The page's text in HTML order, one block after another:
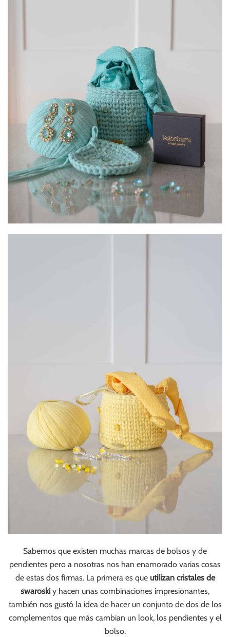
Sabemos que existen muchas marcas de bolsos y de
pendientes pero a nosotras nos han enamorado varias cosas
de estas dos firmas. La primera es que utilizan cristales de
swaroski y hacen unas combinaciones impresionantes,
también nos gustó la idea de hacer un conjunto de dos de los
complementos que más cambian un look, los pendientes y el
bolso.